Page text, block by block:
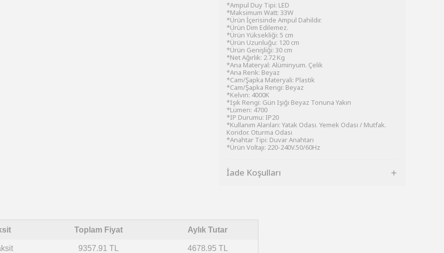
*Ampul Duy Tipi: LED
*Maksimum Watt: 33W
*Ürün İçerisinde Ampul Dahildir.
*Ürün Dim Edilemez.
*Ürün Yüksekliği: 5 cm
*Ürün Uzunluğu: 120 cm
*Ürün Genişliği: 30 cm
*Net Ağırlık: 2.72 Kg
*Ana Materyal: Alüminyum. Çelik
*Ana Renk: Beyaz
*Cam/Şapka Materyali: Plastik
*Cam/Şapka Rengi: Beyaz
*Kelvın: 4000K
*Işık Rengi: Gün Işığı Beyaz Tonuna Yakın
*Lümen: 4700
*IP Durumu: IP20
*Kullanım Alanları: Yatak Odası. Yemek Odası / Mutfak.
Koridor. Oturma Odası
*Anahtar Tipi: Duvar Anahtarı
*Ürün Voltajı: 220-240V.50/60Hz
İade Koşulları
Toplam Fiyat Aylık Tutar
9357.91 TL 4678.95 TL